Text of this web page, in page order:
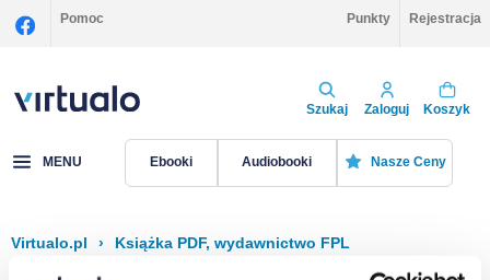
Pomoc Punkty Rejestracja
Szukaj Zaloguj Koszyk
MENU Ebooki Audiobooki Nasze Ceny
Virtualo.pl › Książka PDF, wydawnictwo FPL